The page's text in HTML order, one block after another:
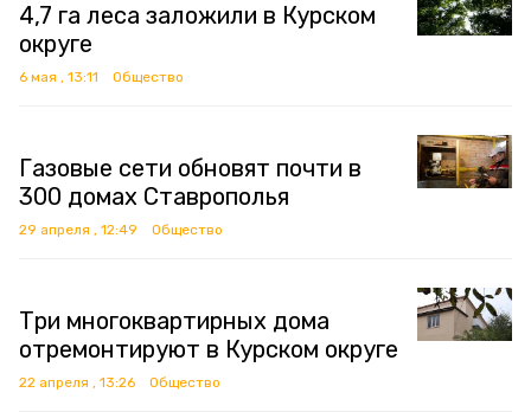
4,7 га леса заложили в Курском
округе
6 мая , 13:11 Общество
Газовые сети обновят почти в
300 домах Ставрополья
29 апреля , 12:49 Общество
Три многоквартирных дома
отремонтируют в Курском округе
22 апреля , 13:26 Общество